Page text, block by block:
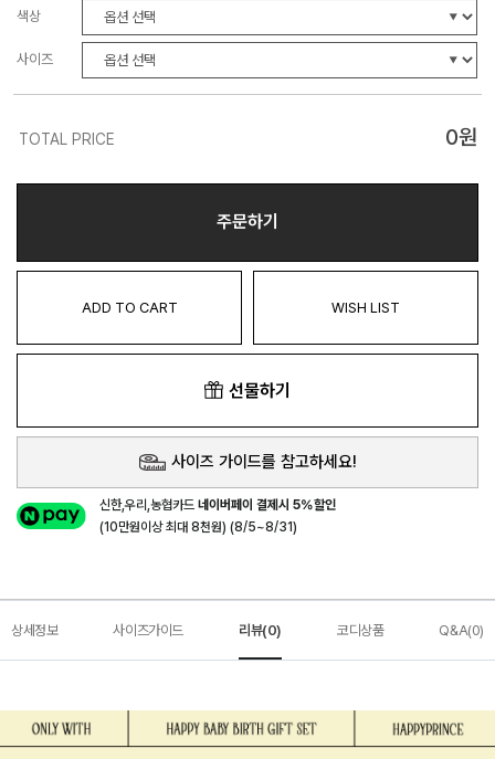
색상
사이즈
TOTAL PRICE 0원
주문하기
ADD TO CART WISH LIST
선물하기
사이즈 가이드를 참고하세요!
신한,우리,농협카드네이버페이 결제시 5%할인
(10만원이상 최대 8천원) (8/5~8/31)
상세정보 사이즈가이드 리뷰(0) 코디상품 Q&A(0)